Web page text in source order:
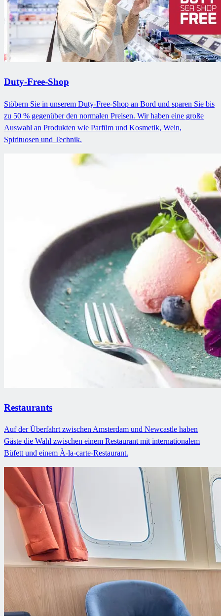
Duty-Free-Shop
Stöbern Sie in unserem Duty-Free-Shop an Bord und sparen Sie bis
zu 50 % gegenüber den normalen Preisen. Wir haben eine große
Auswahl an Produkten wie Parfüm und Kosmetik, Wein,
Spirituosen und Technik.
Restaurants
Auf der Überfahrt zwischen Amsterdam und Newcastle haben
Gäste die Wahl zwischen einem Restaurant mit internationalem
Büfett und einem À-la-carte-Restaurant.